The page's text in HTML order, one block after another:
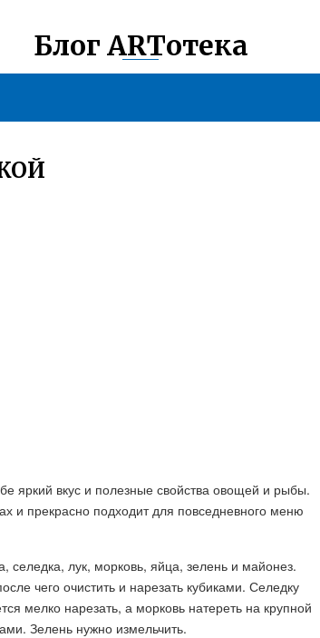
Блог ARTотека
яркий вкус и полезные свойства овощей и рыбы.
и прекрасно подходит для повседневного меню
селедка, лук, морковь, яйца, зелень и майонез.
чего очистить и нарезать кубиками. Селедку
мелко нарезать, а морковь натереть на крупной
Зелень нужно измельчить.